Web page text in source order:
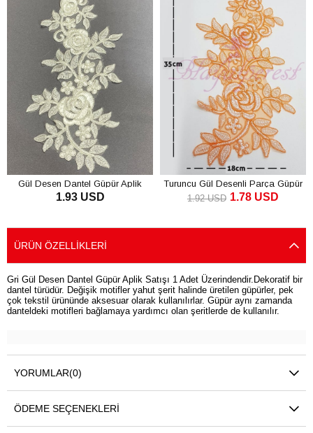
Gül Desen Dantel Güpür Aplik
1.93 USD
Turuncu Gül Desenli Parça Güpür
Dantel
1.78 USD
1.92 USD
ÜRÜN ÖZELLIKLERI
Gri Gül Desen Dantel Güpür Aplik Satışı 1 Adet Üzerindendir.Dekoratif bir
dantel türüdür. Değişik motifler yahut şerit halinde üretilen güpürler, pek
çok tekstil ürününde aksesuar olarak kullanılırlar. Güpür aynı zamanda
danteldeki motifleri bağlamaya yardımcı olan şeritlerde de kullanılır.
YORUMLAR(0)
ÖDEME SEÇENEKLERI